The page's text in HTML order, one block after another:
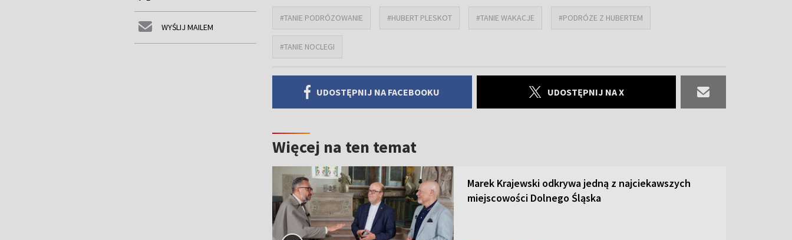
WYŚLIJ MAILEM
#TANIE PODRÓZOWANIE #HUBERT PLESKOT #TANIE WAKACJE #PODRÓZE Z HUBERTEM
#TANIE NOCLEGI
UDOSTĘPNIJ NA FACEBOOKU UDOSTĘPNIJ NA X
Więcej na ten temat
Marek Krajewski odkrywa jedną z najciekawszych
miejscowości Dolnego Śląska